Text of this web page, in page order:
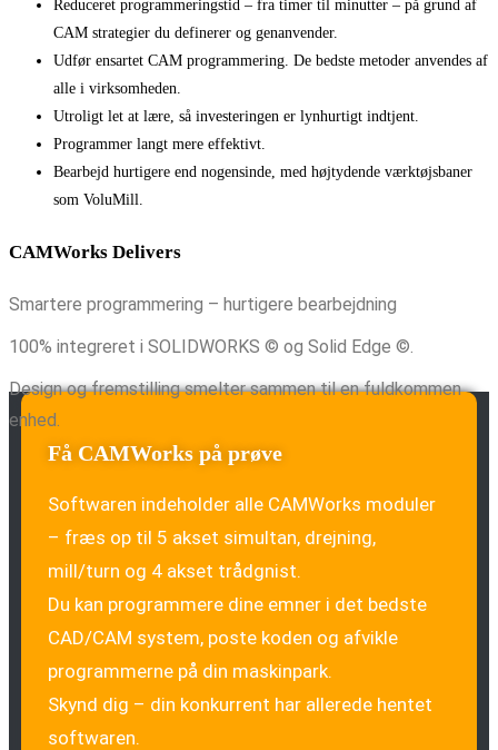
Reduceret programmeringstid – fra timer til minutter – på grund af
CAM strategier du definerer og genanvender.
Udfør ensartet CAM programmering. De bedste metoder anvendes af
alle i virksomheden.
Utroligt let at lære, så investeringen er lynhurtigt indtjent.
Programmer langt mere effektivt.
Bearbejd hurtigere end nogensinde, med højtydende værktøjsbaner
som VoluMill.
CAMWorks Delivers
Smartere programmering – hurtigere bearbejdning
100% integreret i SOLIDWORKS © og Solid Edge ©.
Design og fremstilling smelter sammen til en fuldkommen
enhed.
Få CAMWorks på prøve
Softwaren indeholder alle CAMWorks moduler
– fræs op til 5 akset simultan, drejning,
mill/turn og 4 akset trådgnist.
Du kan programmere dine emner i det bedste
CAD/CAM system, poste koden og afvikle
programmerne på din maskinpark.
Skynd dig – din konkurrent har allerede hentet
softwaren.